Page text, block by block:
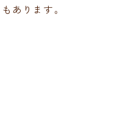
あります。